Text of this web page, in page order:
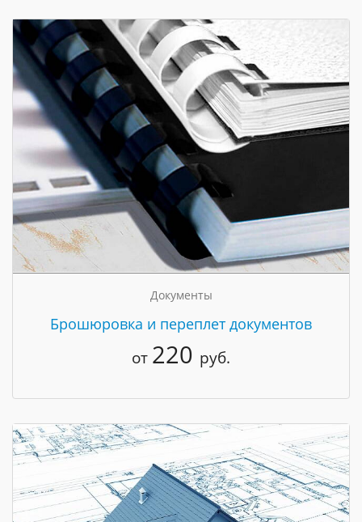
Документы
Брошюровка и переплет документов
от 220 руб.